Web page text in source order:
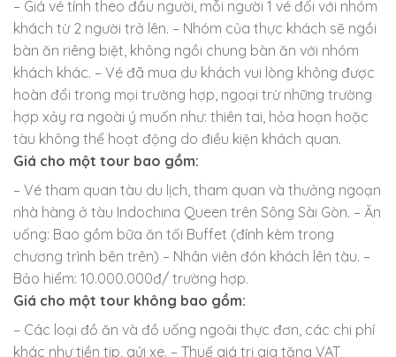
– Giá vé tính theo đầu người, mỗi người 1 vé đối với nhóm
khách từ 2 người trở lên. – Nhóm của thực khách sẽ ngồi
bàn ăn riêng biệt, không ngồi chung bàn ăn với nhóm
khách khác. – Vé đã mua du khách vui lòng không được
hoàn đổi trong mọi trường hợp, ngoại trừ những trường
hợp xảy ra ngoài ý muốn như: thiên tai, hỏa hoạn hoặc
tàu không thể hoạt động do điều kiện khách quan.
Giá cho một tour bao gồm:
– Vé tham quan tàu du lịch, tham quan và thưởng ngoạn
nhà hàng ở tàu Indochina Queen trên Sông Sài Gòn. – Ăn
uống: Bao gồm bữa ăn tối Buffet (đính kèm trong
chương trình bên trên) – Nhân viên đón khách lên tàu. –
Bảo hiểm: 10.000.000đ/ trường hợp.
Giá cho một tour không bao gồm:
– Các loại đồ ăn và đồ uống ngoài thực đơn, các chi phí
khác như tiền tip, gửi xe. – Thuế giá trị gia tăng VAT